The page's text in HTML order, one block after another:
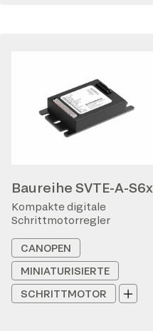
Baureihe SVTE-A-S6x
Kompakte digitale
Schrittmotorregler
CANOPEN
MINIATURISIERTE
SCHRITTMOTOR